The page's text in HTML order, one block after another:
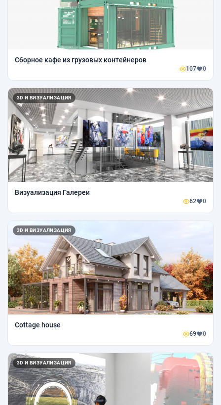
Сборное кафе из грузовых контейнеров
107 0
3D И ВИЗУАЛИЗАЦИЯ
Визуализация Галереи
62 0
3D И ВИЗУАЛИЗАЦИЯ
Cottage house
69 0
3D И ВИЗУАЛИЗАЦИЯ